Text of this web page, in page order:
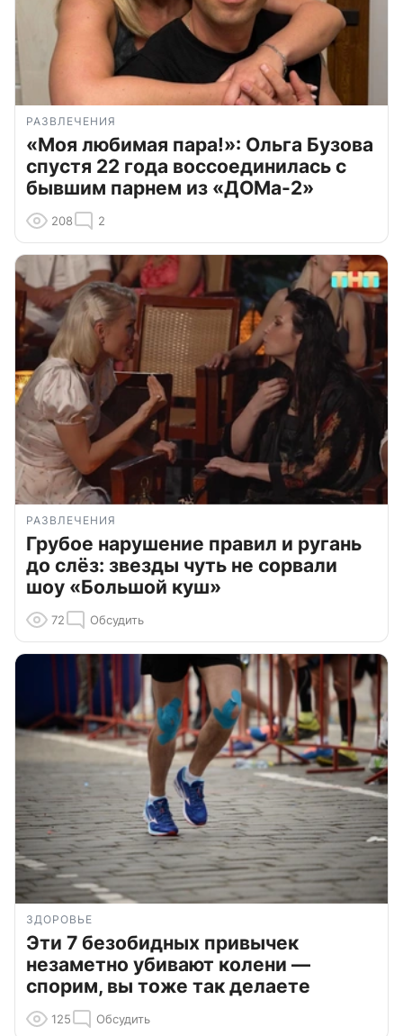
РАЗВЛЕЧЕНИЯ
«Моя любимая пара!»: Ольга Бузова
спустя 22 года воссоединилась с
бывшим парнем из «ДОМа-2»
208 2
РАЗВЛЕЧЕНИЯ
Грубое нарушение правил и ругань
до слёз: звезды чуть не сорвали
шоу «Большой куш»
72 Обсудить
ЗДОРОВЬЕ
Эти 7 безобидных привычек
незаметно убивают колени —
спорим, вы тоже так делаете
125 Обсудить